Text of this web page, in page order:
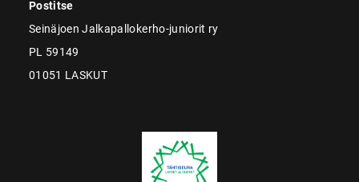
Postitse
Seinäjoen Jalkapallokerho-juniorit ry
PL 59149
01051 LASKUT